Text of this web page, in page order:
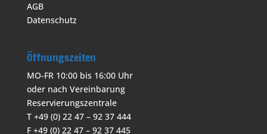
AGB
Datenschutz
Öffnungszeiten
MO-FR 10:00 bis 16:00 Uhr
oder nach Vereinbarung
Reservierungszentrale
T +49 (0) 22 47 – 92 37 444
F +49 (0) 22 47 – 92 37 445